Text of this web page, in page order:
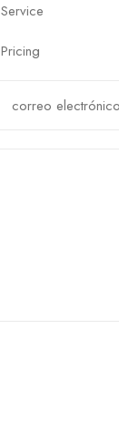
Service
Pricing